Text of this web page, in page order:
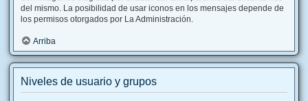
del mismo. La posibilidad de usar iconos en los mensajes depende de
los permisos otorgados por La Administración.
Arriba
Niveles de usuario y grupos